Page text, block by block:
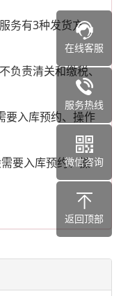
务有3种发货方
负责清关和缴税、
要入库预约、操作
要入库预约、操
在线客服
服务热线
微信咨询
返回顶部